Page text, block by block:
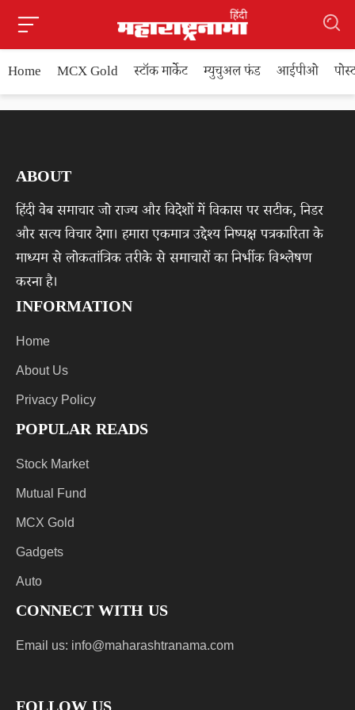
Home MCX Gold स्टॉक मार्केट म्युचुअल फंड आईपीओ
ABOUT
हिंदी वेब समाचार जो राज्य और विदेशों में विकास पर सटीक, निडर
और सत्य विचार देगा। हमारा एकमात्र उद्देश्य निष्पक्ष पत्रकारिता के
माध्यम से लोकतांत्रिक तरीके से समाचारों का निर्भीक विश्लेषण
करना है।
INFORMATION
Home
About Us
Privacy Policy
POPULAR READS
Stock Market
Mutual Fund
MCX Gold
Gadgets
Auto
CONNECT WITH US
Email us: info@maharashtranama.com